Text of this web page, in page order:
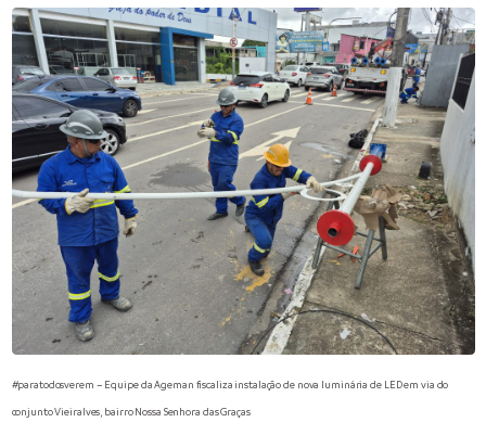
#paratodosverem – Equipe da Ageman fiscaliza instalação de nova luminária de LED em via do
conjunto Vieiralves, bairro Nossa Senhora das Graças